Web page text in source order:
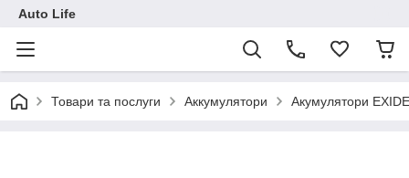
Auto Life
Товари та послуги Аккумулятори Акумулятори EXIDE